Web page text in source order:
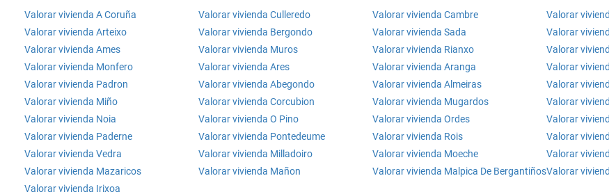
Valorar vivienda A Coruña Valorar vivienda Culleredo Valorar vivienda Cambre Valorar
Valorar vivienda Arteixo
Valorar vivienda Bergondo Valorar vivienda Sada Valorar
Valorar vivienda Ames
Valorar vivienda Muros Valorar vivienda Rianxo Valorar
Valorar vivienda Monfero
Valorar vivienda Ares Valorar vivienda Aranga Valorar
Valorar vivienda Padron
Valorar vivienda Abegondo Valorar vivienda Almeiras Valorar
Valorar vivienda Miño
Valorar vivienda Corcubion Valorar vivienda Mugardos Valorar
Valorar vivienda Noia
Valorar vivienda O Pino Valorar vivienda Ordes Valorar
Valorar vivienda Paderne
Valorar vivienda Pontedeume Valorar vivienda Rois Valorar
Valorar vivienda Vedra
Valorar vivienda Milladoiro Valorar vivienda Moeche Valorar
Valorar vivienda Mazaricos
Valorar vivienda Mañon Valorar vivienda Malpica De BergantiñosValorar
Valorar vivienda Irixoa